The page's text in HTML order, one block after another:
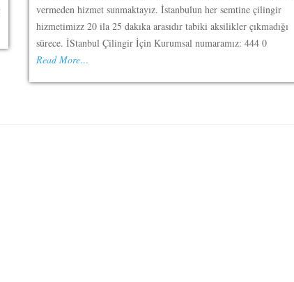
vermeden hizmet sunmaktayız. İstanbulun her semtine çilingir
hizmetimizz 20 ila 25 dakıka arasıdır tabiki aksilikler çıkmadığı
sürece. İStanbul Çilingir İçin Kurumsal numaramız: 444 0
Read More…